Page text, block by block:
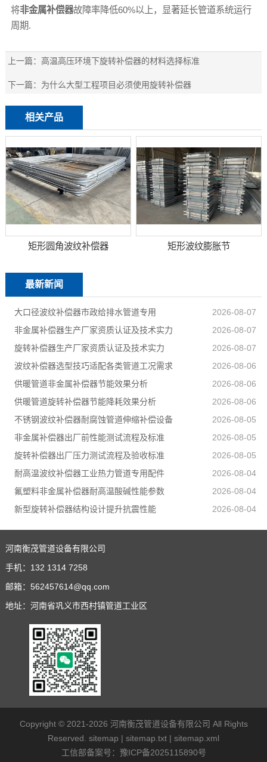
将非金属补偿器故障率降低60%以上，显著延长管道系统运行
周期.
上一篇：高温高压环境下旋转补偿器的材料选择标准
下一篇： 为什么大型工程项目必须使用旋转补偿器
相关产品
矩形圆角波纹补偿器 矩形波纹膨胀节
最新新闻
大口径波纹补偿器市政给排水管道专用
2026-08-07
非金属补偿器生产厂家资质认证及技术实力
2026-08-07
旋转补偿器生产厂家资质认证及技术实力
2026-08-07
波纹补偿器选型技巧适配各类管道工况需求
2026-08-06
供暖管道非金属补偿器节能效果分析
2026-08-06
供暖管道旋转补偿器节能降耗效果分析
2026-08-06
不锈钢波纹补偿器耐腐蚀管道伸缩补偿设备
2026-08-05
非金属补偿器出厂前性能测试流程及标准
2026-08-05
旋转补偿器出厂压力测试流程及验收标准
2026-08-05
耐高温波纹补偿器工业热力管道专用配件
2026-08-04
氟塑料非金属补偿器耐高温酸碱性能参数
2026-08-04
新型旋转补偿器结构设计提升抗震性能
2026-08-04
河南衡茂管道设备有限公司
手机： 132 1314 7258
邮箱： 562457614@qq.com
地址：河南省巩义市西村镇管道工业区
Copyright © 2021-2026 河南衡茂管道设备有限公司 All Rights
Reserved. sitemap | sitemap.txt | sitemap.xml
工信部备案号： 豫ICP备2025115890号